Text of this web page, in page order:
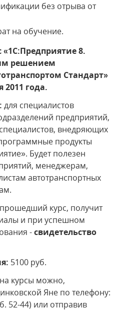
без отрыва от
на обучение.
«1С:Предприятие 8.
решением
Стандарт»
2011 года.
для специалистов
предприятий,
внедряющих
продукты
Будет полезен
менеджерам,
автотранспортных
курс, получит
и при успешном
-свидетельство
5100 руб.
курсы можно,
Яне по телефону:
52-44) или отправив